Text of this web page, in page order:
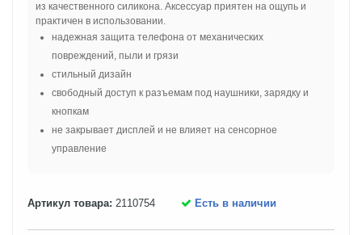
из качественного силикона. Аксессуар приятен на ощупь и
практичен в использовании.
надежная защита телефона от механических
повреждений, пыли и грязи
стильный дизайн
свободный доступ к разъемам под наушники, зарядку и
кнопкам
не закрывает дисплей и не влияет на сенсорное
управление
Артикул товара: 2110754 Есть в наличии